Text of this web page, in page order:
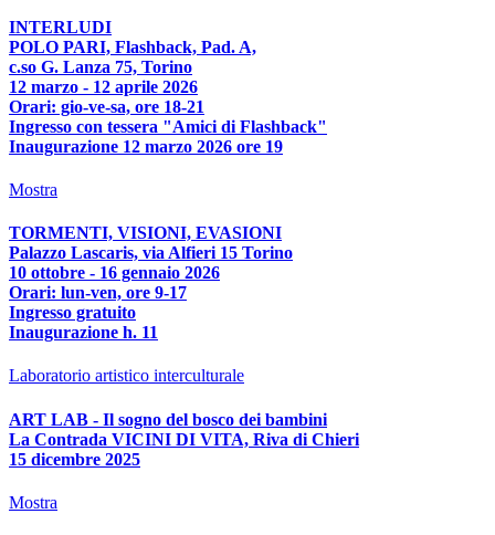
INTERLUDI
POLO PARI, Flashback, Pad. A,
c.so G. Lanza 75, Torino
12 marzo - 12 aprile 2026
Orari: gio-ve-sa, ore 18-21
Ingresso con tessera "Amici di Flashback"
Inaugurazione 12 marzo 2026 ore 19
Mostra
TORMENTI, VISIONI, EVASIONI
Palazzo Lascaris, via Alfieri 15 Torino
10 ottobre - 16 gennaio 2026
Orari: lun-ven, ore 9-17
Ingresso gratuito
Inaugurazione h. 11
Laboratorio artistico interculturale
ART LAB - Il sogno del bosco dei bambini
La Contrada VICINI DI VITA, Riva di Chieri
15 dicembre 2025
Mostra